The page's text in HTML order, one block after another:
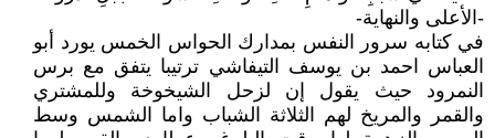
-الأعلى والنهاية-
في كتابه سرور النفس بمدارك الحواس الخمس يورد أبو
العباس احمد بن يوسف التيفاشي ترتيبا يتفق مع برس
النمرود حيث يقول إن لزحل الشيخوخة وللمشتري
والقمر والمريخ لهم الثلاثة الشباب واما الشمس وسط